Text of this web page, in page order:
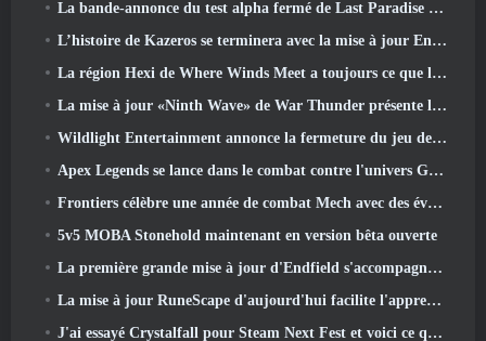
La bande-annonce du test alpha fermé de Last Paradise nous rappelle à quoi ressemble vraiment la survie à l'apocalypse zombie
L’histoire de Kazeros se terminera avec la mise à jour Ends Of The Abyss de Lost Ark
La région Hexi de Where Winds Meet a toujours ce que les joueurs aiment tout en étant une expérience unique
La mise à jour «Ninth Wave» de War Thunder présente les jets de rang IX
Wildlight Entertainment annonce la fermeture du jeu de tir gratuit Highguard
Apex Legends se lance dans le combat contre l'univers Gundam dans le dernier événement crossover
Frontiers célèbre une année de combat Mech avec des événements d'anniversaire
5v5 MOBA Stonehold maintenant en version bêta ouverte
La première grande mise à jour d'Endfield s'accompagne de nombreuses optimisations
La mise à jour RuneScape d'aujourd'hui facilite l'apprentissage des styles de combat originaux du MMORPG.
J'ai essayé Crystalfall pour Steam Next Fest et voici ce que j'ai appris